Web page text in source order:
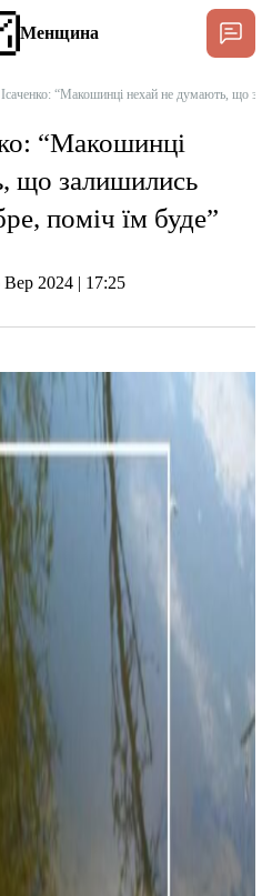
Менщина
“Макошинці нехай не думають, що
“Макошинці
що залишились
поміч їм буде”
Вер 2024 | 17:25